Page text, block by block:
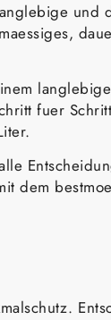
und
fuer
dem